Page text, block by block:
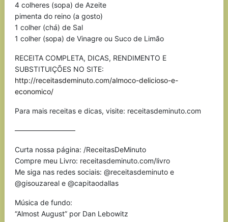
4 colheres (sopa) de Azeite
pimenta do reino (a gosto)
1 colher (chá) de Sal
1 colher (sopa) de Vinagre ou Suco de Limão
RECEITA COMPLETA, DICAS, RENDIMENTO E
SUBSTITUIÇÕES NO SITE:
http://receitasdeminuto.com/almoco-delicioso-e-
economico/
Para mais receitas e dicas, visite: receitasdeminuto.com
————————–
Curta nossa página: /ReceitasDeMinuto
Compre meu Livro: receitasdeminuto.com/livro
Me siga nas redes sociais: @receitasdeminuto e
@gisouzareal e @capitaodallas
Música de fundo:
“Almost August” por Dan Lebowitz